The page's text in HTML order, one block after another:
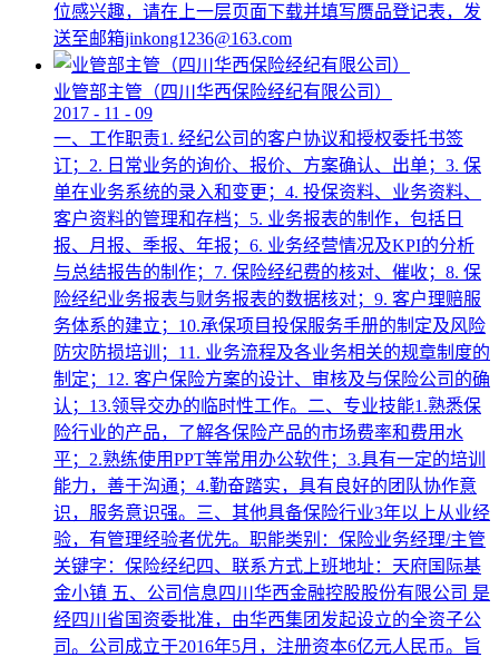
位感兴趣，请在上一层页面下载并填写赝品登记表，发
送至邮箱jinkong1236@163.com
业管部主管（四川华西保险经纪有限公司）
2017 - 11 - 09
一、工作职责1. 经纪公司的客户协议和授权委托书签
订；2. 日常业务的询价、报价、方案确认、出单；3. 保
单在业务系统的录入和变更；4. 投保资料、业务资料、
客户资料的管理和存档；5. 业务报表的制作，包括日
报、月报、季报、年报；6. 业务经营情况及KPI的分析
与总结报告的制作；7. 保险经纪费的核对、催收；8. 保
险经纪业务报表与财务报表的数据核对；9. 客户理赔服
务体系的建立；10.承保项目投保服务手册的制定及风险
防灾防损培训；11. 业务流程及各业务相关的规章制度的
制定；12. 客户保险方案的设计、审核及与保险公司的确
认；13.领导交办的临时性工作。二、专业技能1.熟悉保
险行业的产品，了解各保险产品的市场费率和费用水
平；2.熟练使用PPT等常用办公软件；3.具有一定的培训
能力，善于沟通；4.勤奋踏实，具有良好的团队协作意
识，服务意识强。三、其他具备保险行业3年以上从业经
验，有管理经验者优先。职能类别：保险业务经理/主管
关键字：保险经纪四、联系方式上班地址：天府国际基
金小镇 五、公司信息四川华西金融控股股份有限公司 是
经四川省国资委批准，由华西集团发起设立的全资子公
司。公司成立于2016年5月，注册资本6亿元人民币。旨